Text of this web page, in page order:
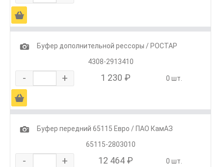
Ä
1
Буфер дополнительной рессоры / РОСТАР
4308-2913410
- + 1 230 ₽ 0 шт.
Ä
1
Буфер передний 65115 Евро / ПАО КамАЗ
65115-2803010
- + 12 464 ₽ 0 шт.